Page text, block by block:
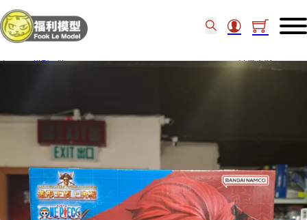
模型品牌 Bandai NIFORMATION創 撒古斯 92310